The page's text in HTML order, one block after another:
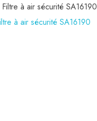
Filtre à air sécurité SA16190